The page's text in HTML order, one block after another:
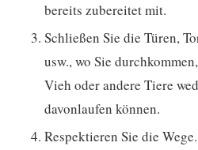
bereits zubereitet mit.
Schließen Sie die Türen,
usw., wo Sie
Vieh oder andere Tiere
davonlaufen können.
Respektieren Sie die